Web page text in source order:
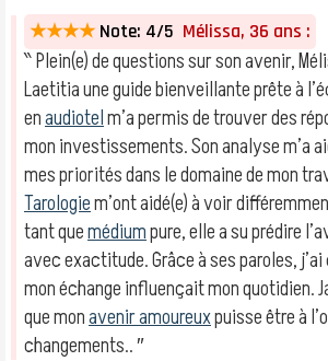
★★★★ Note: 4/5 Mélissa, 36 ans :
‶ Plein(e) de questions sur son avenir,
Laetitia une guide bienveillante prête à
enaudiotelm’a permis de trouver des
mon investissements. Son analyse m’a
mes priorités dans le domaine de mon
Tarologiem’ont aidé(e) à voir
tant quemédiumpure, elle a su prédire
avec exactitude. Grâce à ses paroles,
mon échange influençait mon quotidien.
que monavenir amoureuxpuisse être à
changements.. ″